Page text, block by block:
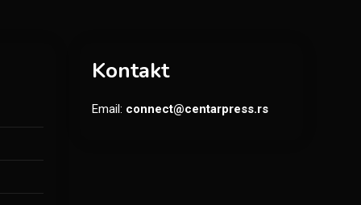
Kontakt
Email: connect@centarpress.rs